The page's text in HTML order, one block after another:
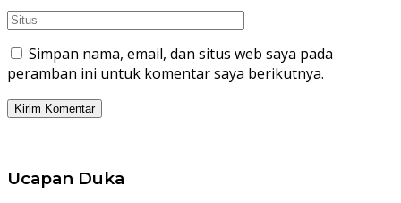
Simpan nama, email, dan situs web saya pada
peramban ini untuk komentar saya berikutnya.
Ucapan Duka